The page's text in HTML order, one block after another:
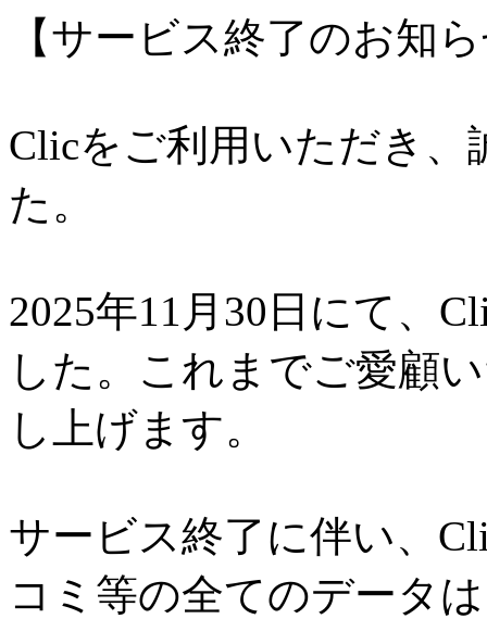
【サービス終了のお知
Clicをご利用いただき
た。
2025年11月30日にて、
した。これまでご愛顧
し上げます。
サービス終了に伴い、
コミ等の全てのデータ